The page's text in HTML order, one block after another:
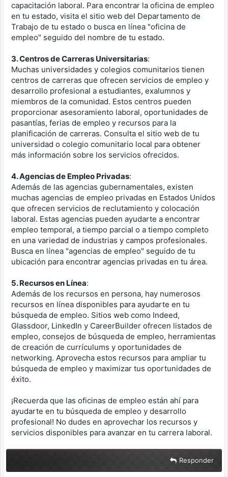
capacitación laboral. Para encontrar la oficina de empleo
en tu estado, visita el sitio web del Departamento de
Trabajo de tu estado o busca en línea "oficina de
empleo" seguido del nombre de tu estado.
3. Centros de Carreras Universitarias:
Muchas universidades y colegios comunitarios tienen
centros de carreras que ofrecen servicios de empleo y
desarrollo profesional a estudiantes, exalumnos y
miembros de la comunidad. Estos centros pueden
proporcionar asesoramiento laboral, oportunidades de
pasantías, ferias de empleo y recursos para la
planificación de carreras. Consulta el sitio web de tu
universidad o colegio comunitario local para obtener
más información sobre los servicios ofrecidos.
4. Agencias de Empleo Privadas:
Además de las agencias gubernamentales, existen
muchas agencias de empleo privadas en Estados Unidos
que ofrecen servicios de reclutamiento y colocación
laboral. Estas agencias pueden ayudarte a encontrar
empleo temporal, a tiempo parcial o a tiempo completo
en una variedad de industrias y campos profesionales.
Busca en línea "agencias de empleo" seguido de tu
ubicación para encontrar agencias privadas en tu área.
5. Recursos en Línea:
Además de los recursos en persona, hay numerosos
recursos en línea disponibles para ayudarte en tu
búsqueda de empleo. Sitios web como Indeed,
Glassdoor, LinkedIn y CareerBuilder ofrecen listados de
empleo, consejos de búsqueda de empleo, herramientas
de creación de currículums y oportunidades de
networking. Aprovecha estos recursos para ampliar tu
búsqueda de empleo y maximizar tus oportunidades de
éxito.
¡Recuerda que las oficinas de empleo están ahí para
ayudarte en tu búsqueda de empleo y desarrollo
profesional! No dudes en aprovechar los recursos y
servicios disponibles para avanzar en tu carrera laboral.
Responder